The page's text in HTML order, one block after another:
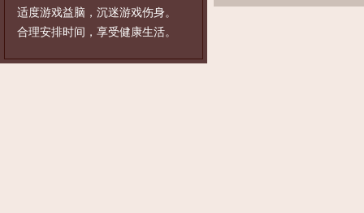
适度游戏益脑，沉迷游戏伤身。
合理安排时间，享受健康生活。